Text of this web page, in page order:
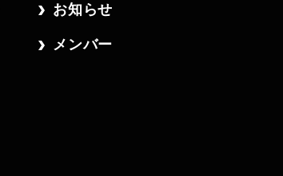
お知らせ
メンバー